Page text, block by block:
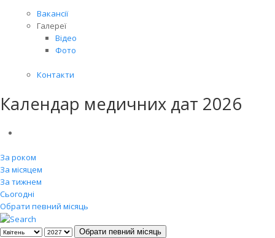
Вакансії
Галереї
Відео
Фото
Контакти
Календар медичних дат 2026
За роком
За місяцем
За тижнем
Сьогодні
Обрати певний місяць
Обрати певний місяць